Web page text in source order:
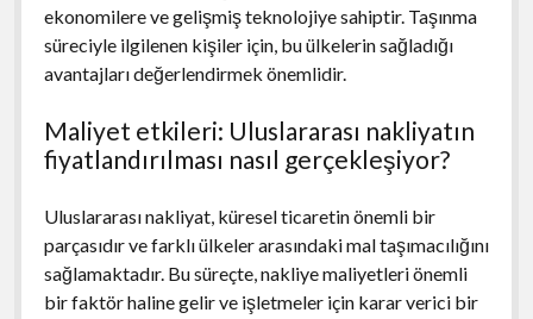
ekonomilere ve gelişmiş teknolojiye sahiptir. Taşınma
süreciyle ilgilenen kişiler için, bu ülkelerin sağladığı
avantajları değerlendirmek önemlidir.
Maliyet etkileri: Uluslararası nakliyatın
fiyatlandırılması nasıl gerçekleşiyor?
Uluslararası nakliyat, küresel ticaretin önemli bir
parçasıdır ve farklı ülkeler arasındaki mal taşımacılığını
sağlamaktadır. Bu süreçte, nakliye maliyetleri önemli
bir faktör haline gelir ve işletmeler için karar verici bir